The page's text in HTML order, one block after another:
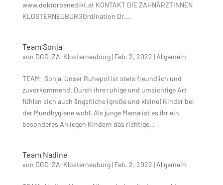
www.doktorbenedikt.at KONTAKT DIE ZAHNÄRZTINNEN
KLOSTERNEUBURGOrdination Dr....
Team Sonja
von DGD-ZA-Klosterneuburg| Feb. 2, 2022 | Allgemein
TEAM Sonja Unser Ruhepol ist stets freundlich und
zuvorkommend. Durch ihre ruhige und umsichtige Art
fühlen sich auch ängstliche (große und kleine) Kinder bei
der Mundhygiene wohl. Als junge Mama ist es ihr ein
besonderes Anliegen Kindern das richtige...
Team Nadine
von DGD-ZA-Klosterneuburg| Feb. 2, 2022 | Allgemein